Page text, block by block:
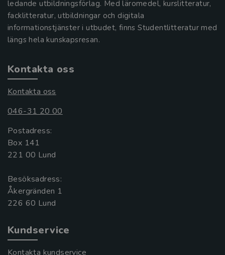
ledande utbildningsförlag. Med läromedel, kurslitteratur,
facklitteratur, utbildningar och digitala
informationstjänster i utbudet, finns Studentlitteratur med
längs hela kunskapsresan.
Kontakta oss
Kontakta oss
046-31 20 00
Postadress:
Box 141
221 00 Lund
Besöksadress:
Åkergränden 1
Kundservice
Kontakta kundservice